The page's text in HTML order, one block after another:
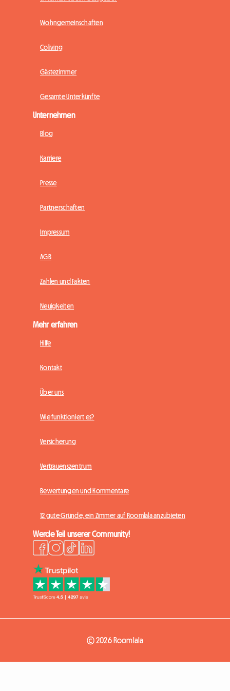
Wohngemeinschaften
Coliving
Gästezimmer
Gesamte Unterkünfte
Unternehmen
Blog
Karriere
Presse
Partnerschaften
Impressum
AGB
Zahlen und Fakten
Neuigkeiten
Mehr erfahren
Hilfe
Kontakt
Über uns
Wie funktioniert es?
Versicherung
Vertrauenszentrum
Bewertungen und Kommentare
12 gute Gründe, ein Zimmer auf Roomlala anzubieten
Werde Teil unserer Community!
© 2026 Roomlala